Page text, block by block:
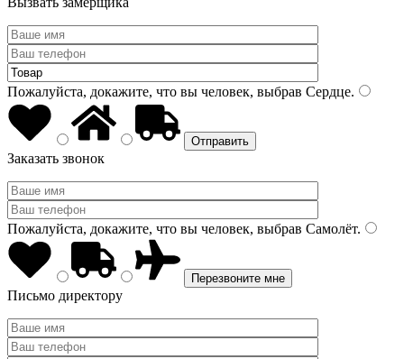
Пожалуйста, докажите, что вы человек, выбрав Сердце.
Заказать звонок
Пожалуйста, докажите, что вы человек, выбрав Самолёт.
Письмо директору